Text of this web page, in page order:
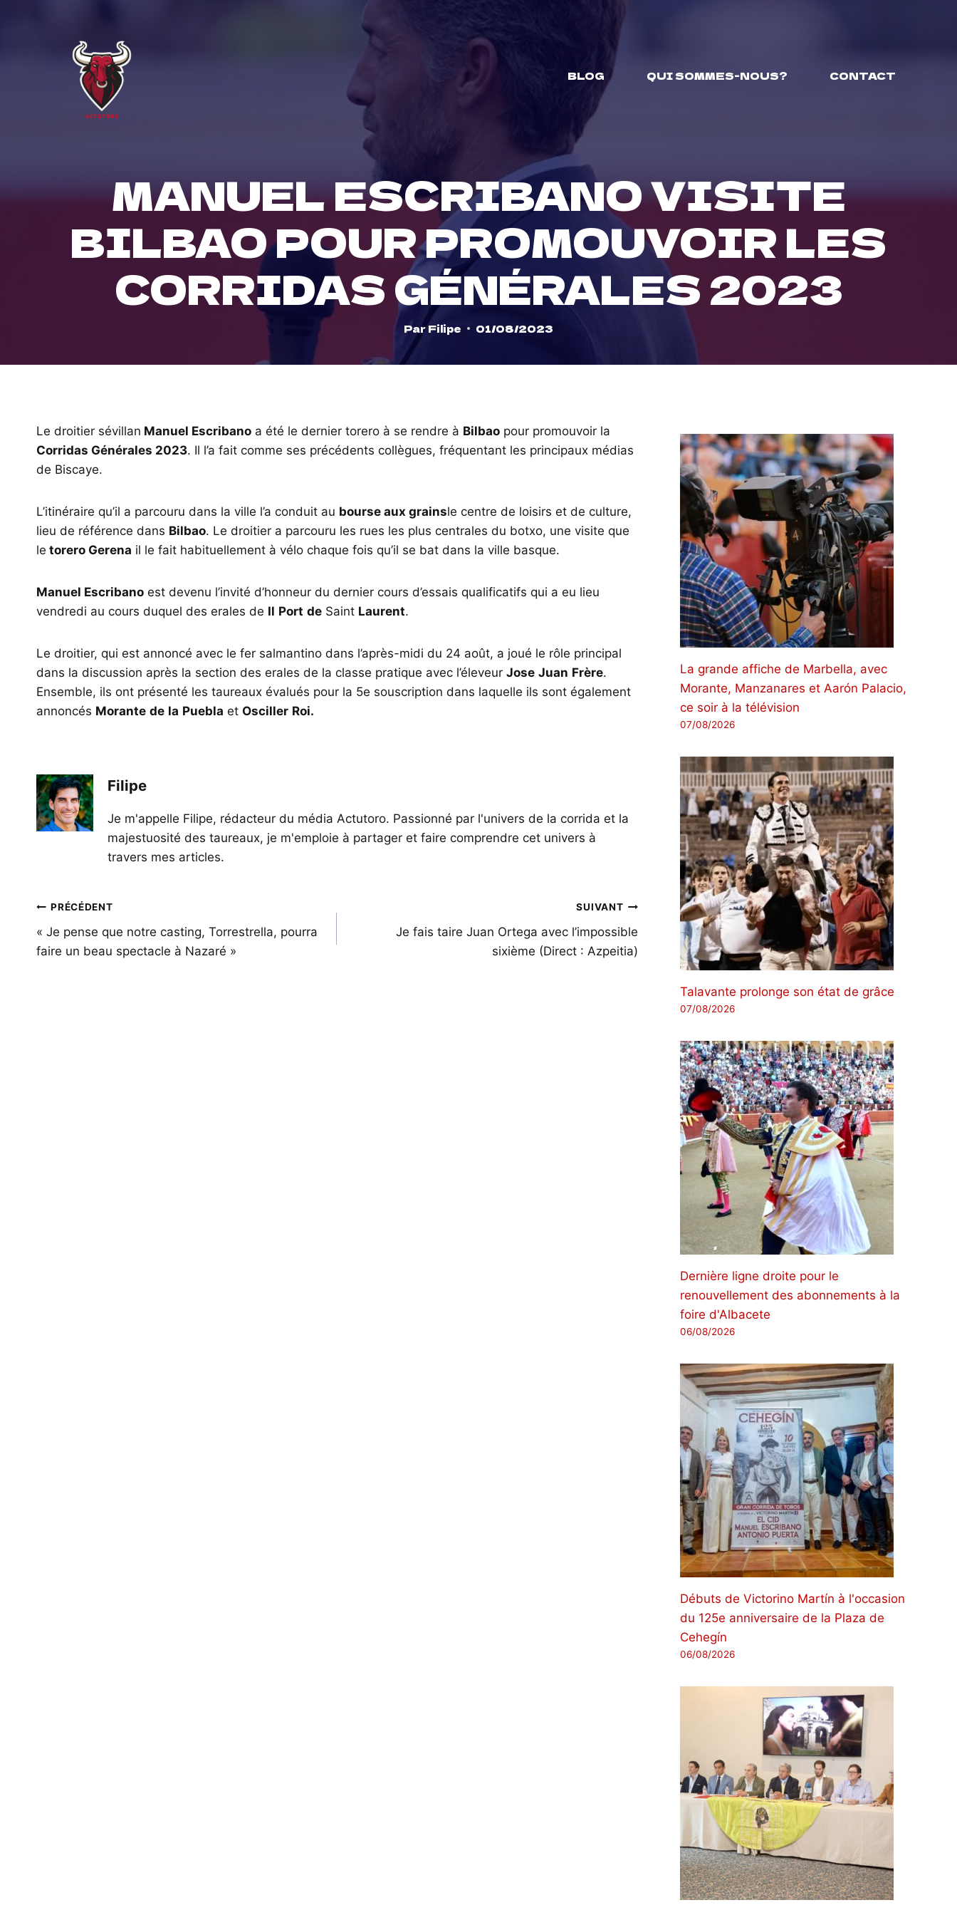
BLOG
QUI SOMMES-NOUS? CONTACT
MANUEL ESCRIBANO VISITE
BILBAO POUR PROMOUVOIR LES
CORRIDAS GÉNÉRALES 2023
Par Filipe 01/08/2023
Le droitier sévillan Manuel Escribano a été le dernier torero à se rendre à Bilbao pour promouvoir la
Corridas Générales 2023. Il l’a fait comme ses précédents collègues, fréquentant les principaux médias
de Biscaye.
L’itinéraire qu’il a parcouru dans la ville l’a conduit au bourse aux grainsle centre de loisirs et de culture,
lieu de référence dans Bilbao. Le droitier a parcouru les rues les plus centrales du botxo, une visite que
le torero Gerena il le fait habituellement à vélo chaque fois qu’il se bat dans la ville basque.
Manuel Escribano est devenu l’invité d’honneur du dernier cours d’essais qualificatifs qui a eu lieu
vendredi au cours duquel des erales de Il Port de Saint Laurent.
Le droitier, qui est annoncé avec le fer salmantino dans l’après-midi du 24 août, a joué le rôle principal
dans la discussion après la section des erales de la classe pratique avec l’éleveur Jose Juan Frère.
Ensemble, ils ont présenté les taureaux évalués pour la 5e souscription dans laquelle ils sont également
annoncés Morante de la Puebla et Osciller Roi.
Filipe
Je m'appelle Filipe, rédacteur du média Actutoro. Passionné par l'univers de la corrida et la
majestuosité des taureaux, je m'emploie à partager et faire comprendre cet univers à
travers mes articles.
Navigation
de
l’article
PRÉCÉDENT
« Je pense que notre casting, Torrestrella, pourra
faire un beau spectacle à Nazaré »
SUIVANT
Je fais taire Juan Ortega avec l’impossible
sixième (Direct : Azpeitia)
La grande affiche de Marbella, avec
Morante, Manzanares et Aarón Palacio,
ce soir à la télévision
07/08/2026
Talavante prolonge son état de grâce
07/08/2026
Dernière ligne droite pour le
renouvellement des abonnements à la
foire d'Albacete
06/08/2026
Débuts de Victorino Martín à l'occasion
du 125e anniversaire de la Plaza de
Cehegín
06/08/2026